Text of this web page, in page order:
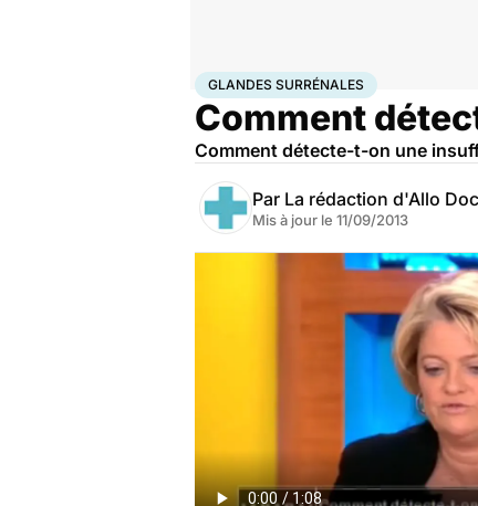
AccueilSantéGlandes surrénales
GLANDES SURRÉNALES
Comment
Comment détecte-t-on une
Par La rédaction d'Allo
Mis à jour le 11/09/2013